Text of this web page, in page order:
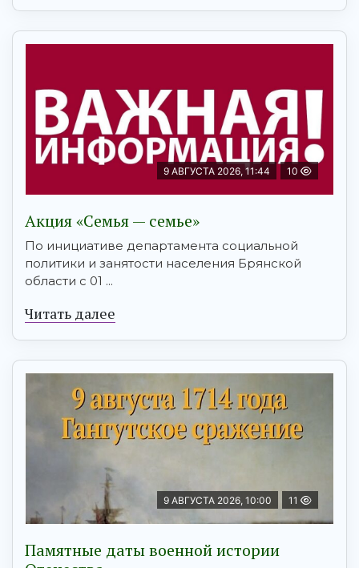
9 АВГУСТА 2026, 11:44 10
Акция «Семья — семье»
По инициативе департамента социальной
политики и занятости населения Брянской
области с 01 ...
Читать далее
9 АВГУСТА 2026, 10:00 11
Памятные даты военной истории